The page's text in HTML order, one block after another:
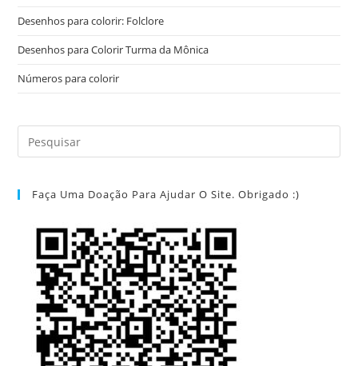
Desenhos para colorir: Folclore
Desenhos para Colorir Turma da Mônica
Números para colorir
Faça Uma Doação Para Ajudar O Site. Obrigado :)